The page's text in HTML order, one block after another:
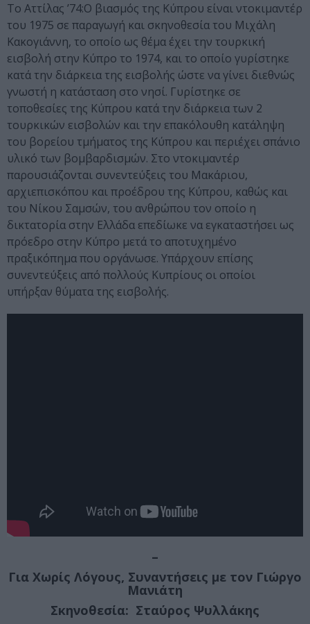
Το Αττίλας ’74:Ο βιασμός της Κύπρου είναι ντοκιμαντέρ
του 1975 σε παραγωγή και σκηνοθεσία του Μιχάλη
Κακογιάννη, το οποίο ως θέμα έχει την τουρκική
εισβολή στην Κύπρο το 1974, και το οποίο γυρίστηκε
κατά την διάρκεια της εισβολής ώστε να γίνει διεθνώς
γνωστή η κατάσταση στο νησί. Γυρίστηκε σε
τοποθεσίες της Κύπρου κατά την διάρκεια των 2
τουρκικών εισβολών και την επακόλουθη κατάληψη
του βορείου τμήματος της Κύπρου και περιέχει σπάνιο
υλικό των βομβαρδισμών. Στο ντοκιμαντέρ
παρουσιάζονται συνεντεύξεις του Μακάριου,
αρχιεπισκόπου και προέδρου της Κύπρου, καθώς και
του Νίκου Σαμσών, του ανθρώπου τον οποίο η
δικτατορία στην Ελλάδα επεδίωκε να εγκαταστήσει ως
πρόεδρο στην Κύπρο μετά το αποτυχημένο
πραξικόπημα που οργάνωσε. Υπάρχουν επίσης
συνεντεύξεις από πολλούς Κυπρίους οι οποίοι
υπήρξαν θύματα της εισβολής.
–
Για Χωρίς Λόγους, Συναντήσεις με τον Γιώργο
Μανιάτη
Σκηνοθεσία: Σταύρος Ψυλλάκης